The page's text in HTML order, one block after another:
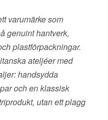
varumärke som
genuint hantverk,
plastförpackningar.
ateljéer med
handsydda
och en klassisk
utan ett plagg